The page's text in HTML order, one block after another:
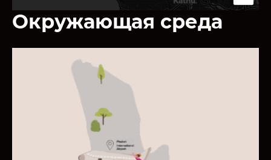
Окружающая среда